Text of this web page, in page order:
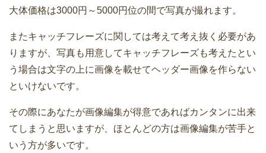
大体価格は3000円～5000円位の間で写真が撮れます。
またキャッチフレーズに関しては考えて考え抜く必要があ
りますが、写真も用意してキャッチフレーズも考えたとい
う場合は文字の上に画像を載せてヘッダー画像を作らない
といけないです。
その際にあなたが画像編集が得意であればカンタンに出来
てしまうと思いますが、ほとんどの方は画像編集が苦手と
いう方が多いです。